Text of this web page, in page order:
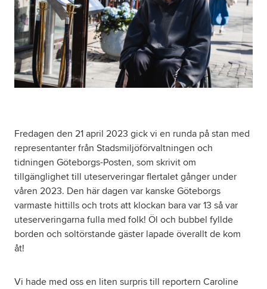
Fredagen den 21 april 2023 gick vi en runda på stan med
representanter från Stadsmiljöförvaltningen och
tidningen Göteborgs-Posten, som skrivit om
tillgänglighet till uteserveringar flertalet gånger under
våren 2023. Den här dagen var kanske Göteborgs
varmaste hittills och trots att klockan bara var 13 så var
uteserveringarna fulla med folk! Öl och bubbel fyllde
borden och soltörstande gäster lapade överallt de kom
åt!
Vi hade med oss en liten surpris till reportern Caroline